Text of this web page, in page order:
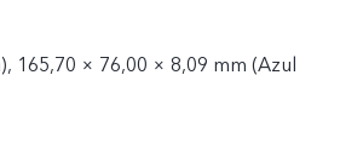
165,70 × 76,00 × 8,09 mm (Azul